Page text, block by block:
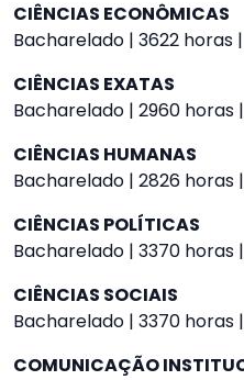
CIÊNCIAS ECONÔMICAS
Bacharelado | 3622 horas |
CIÊNCIAS EXATAS
Bacharelado | 2960 horas |
CIÊNCIAS HUMANAS
Bacharelado | 2826 horas |
CIÊNCIAS POLÍTICAS
Bacharelado | 3370 horas |
CIÊNCIAS SOCIAIS
Bacharelado | 3370 horas |
COMUNICAÇÃO